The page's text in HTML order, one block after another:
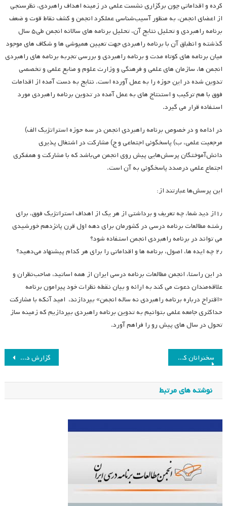
کرده و اقداماتی چون برگزاری نشست علمی در زمینه اهداف راهبردی، نظرسنجی
از اعضای انجمن، به منظور آسیب‌شناسی عملکرد انجمن و کشف نقاط قوت و ضعف
برنامه راهبردی و تحلیل نتایج آن، تحلیل برنامه های سالانه انجمن طی۵ سال
گذشته و انطباق آن با برنامه راهبردی جهت تعیین همپوشی ها و شکاف های موجود
میان برنامه های کوتاه مدت و برنامه راهبردی و بررسی تجربه برنامه های راهبردی
انجمن ها، سازمان های علمی و فرهنگی و وزارت علوم و منابع علمی و تخصصی
تدوین شده در این حوزه را به عمل آورده است. نتایج به دست آمده از اقدامات
فوق با هم ترکیب و استنتاج های به عمل آمده در تدوین برنامه راهبردی مورد
استفاده قرار می گیرد.
در ادامه و در خصوص برنامه راهبردی انجمن در سه حوزه استراتژیک الف)
مرجعیت علمی، ب) پاسخگوئی اجتماعی و ج) مشارکت در اشتغال پذیری
دانش‌آموختگان پرسش‌هایی پیش روی انجمن می‌باشد که با مشارکت و همفکری
اجتماع علمی درصدد پاسخگوئی به آن است.
این پرسش‌ها عبارتند از:
۱٫از دید شما، چه تعریف و برداشتی از هر یک از اهداف استراتژیک فوق، برای
رشته مطالعات برنامه درسی در کشورمان برای دهه اول قرن پانزدهم خورشیدی
می تواند در برنامه راهبردی انجمن استفاده شود؟
۲٫ چه ایده ها، اصول، برنامه ها و اقداماتی را برای هر کدام پیشنهاد می‌دهید؟
در این راستا، انجمن مطالعات برنامه درسی ایران از همه اساتید، صاحب‌نظران و
علاقه‌مندان دعوت می کند به ارائه و بیان نقطه نظرات خود پیرامون برنامه
«اقتراح درباره برنامه راهبردی نه ساله انجمن» بپردازند، امید آنکه با مشارکت
حداکثری جامعه علمی بتوانیم به تدوین برنامه راهبردی بپردازیم که زمینه ساز
تحول در سال های پیش رو را فراهم آورد.
راهبری
نوشته
گزارش دومین جلسه شورای عالی برنامه‌ریزی راهبردی انجمن برنامه درسی ایران سخنرانان کلیدی نوزدهمین همایش انجمن برنامه درسی ایران
نوشته های مرتبط